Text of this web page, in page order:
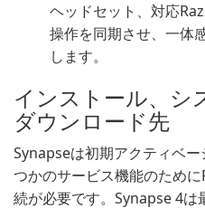
ヘッドセット、対応
操作を同期させ、一体
します。
インストール、シ
ダウンロード先
Synapseは初期アクティベ
つかのサービス機能のため
続が必要です。Synapse 4